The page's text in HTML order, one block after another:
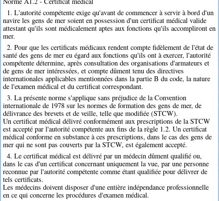
1. L'autorité compétente exige qu'avant de commencer à servir à bord d'un
navire les gens de mer soient en possession d'un certificat médical valide
attestant qu'ils sont médicalement aptes aux fonctions qu'ils accompliront en
mer.
2. Pour que les certificats médicaux rendent compte fidèlement de l'état de
santé des gens de mer eu égard aux fonctions qu'ils ont à exercer, l'autorité
compétente détermine, après consultation des organisations d'armateurs et
de gens de mer intéressées, et compte dûment tenu des directives
internationales applicables mentionnées dans la partie B du code, la nature
de l'examen médical et du certificat correspondant.
3. La présente norme s'applique sans préjudice de la Convention
internationale de 1978 sur les normes de formation des gens de mer, de
délivrance des brevets et de veille, telle que modifiée (STCW).
Un certificat médical délivré conformément aux prescriptions de la STCW
est accepté par l'autorité compétente aux fins de la règle 1.2. Un certificat
médical conforme en substance à ces prescriptions, dans le cas des gens de
mer qui ne sont pas couverts par la STCW, est également accepté.
4. Le certificat médical est délivré par un médecin dûment qualifié ou,
dans le cas d'un certificat concernant uniquement la vue, par une personne
reconnue par l'autorité compétente comme étant qualifiée pour délivrer de
tels certificats.
Les médecins doivent disposer d'une entière indépendance professionnelle
en ce qui concerne les procédures d'examen médical.